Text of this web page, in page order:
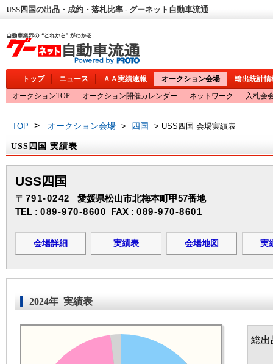
USS四国の出品・成約・落札比率 - グーネット自動車流通
トップ ニュース ＡＡ実績速報 オークション会場
輸出統計情
オークションTOP
オークション開催カレンダー ネットワーク 入札会
TOP > オークション会場 > 四国 > USS四国 会場実績表
USS四国 実績表
USS四国
〒791-0242 愛媛県松山市北梅本町甲57番地
TEL : 089-970-8600 FAX :089-970-8601
会場詳細 実績表 会場地図 実
2024年 実績表
総出